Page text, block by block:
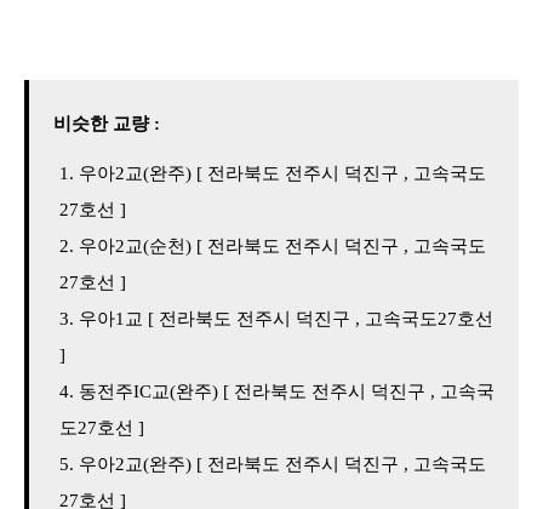
비슷한 교량 :
우아2교(완주) [ 전라북도 전주시 덕진구 , 고속국도
27호선 ]
우아2교(순천) [ 전라북도 전주시 덕진구 , 고속국도
27호선 ]
우아1교 [ 전라북도 전주시 덕진구 , 고속국도27호선
]
동전주IC교(완주) [ 전라북도 전주시 덕진구 , 고속국
도27호선 ]
우아2교(완주) [ 전라북도 전주시 덕진구 , 고속국도
27호선 ]